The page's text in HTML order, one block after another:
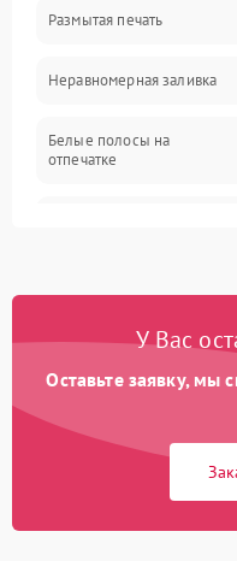
Панель управления и
Режим работы
Питание и запуск
Размытая печать
Неравномерная заливка
Белые полосы на
отпечатке
У Вас
Оставьте заявку, мы